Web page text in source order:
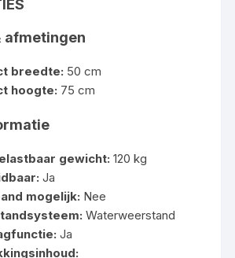
afmetingen
breedte: 50 cm
hoogte: 75 cm
gewicht: 120 kg
Ja
mogelijk: Nee
Waterweerstand
Ja